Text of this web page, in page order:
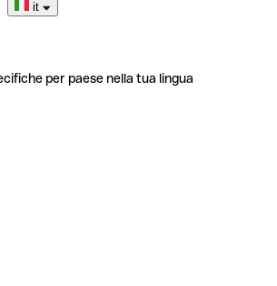
it
per paese nella tua lingua